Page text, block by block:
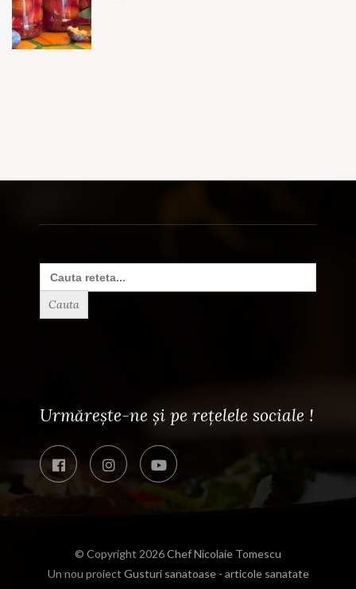
Search
for:
Urmărește-ne și pe rețelele sociale !
© Copyright 2026Chef Nicolaie Tomescu
Un nou proiect Gusturi sanatoase - articole sanatate